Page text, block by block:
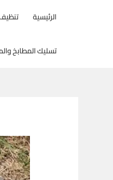
الرئيسية
تسليك المطابخ